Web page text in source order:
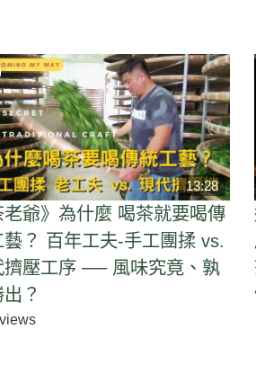
13:28
老爺》為什麼 喝茶就要喝傳
藝？ 百年工夫-手工團揉 vs.
擠壓工序 ── 風味究竟、孰
？
views